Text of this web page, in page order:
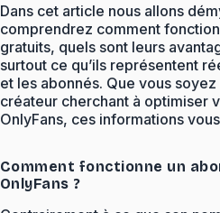
Dans cet article nous allons
comprendrez comment
gratuits, quels sont leurs
surtout ce qu’ils représentent
et les abonnés. Que vous
créateur cherchant à optimiser
OnlyFans, ces informations
Comment fonctionne un
OnlyFans ?